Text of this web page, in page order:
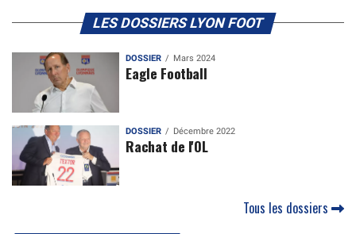
LES DOSSIERS LYON FOOT
DOSSIER Mars 2024
Eagle Football
DOSSIER Décembre 2022
Rachat de l'OL
Tous les dossiers